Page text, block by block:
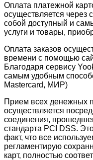
Оплата платежной
осуществляется через
собой доступный и
услуги и товары,
Оплата заказов
времени с помощью
Благодаря сервису
самым удобным
Mastercard, МИР)
Прием всех денежных
осуществляется
соединения,
стандарта PCI DSS.
факт, что все
регламентирую
карт, полностью